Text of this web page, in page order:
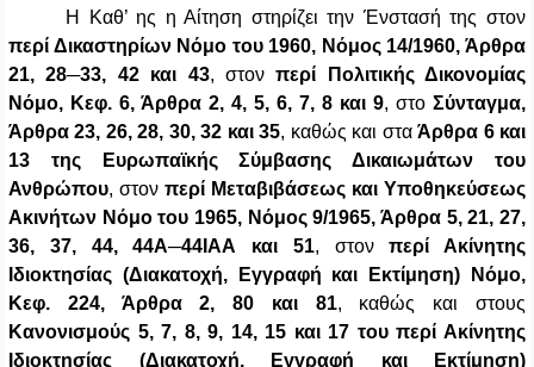
Η Καθ’ ης η Αίτηση στηρίζει την Ένστασή της στον
περί Δικαστηρίων Νόμο του 1960, Νόμος 14/1960, Άρθρα
21, 28─33, 42 και 43, στονπερί Πολιτικής Δικονομίας
Νόμο, Κεφ. 6, Άρθρα 2, 4, 5, 6, 7, 8 και 9, στο Σύνταγμα,
Άρθρα 23, 26, 28, 30, 32 και 35, καθώς και σταΆρθρα 6 και
13 της Ευρωπαϊκής Σύμβασης Δικαιωμάτων του
Ανθρώπου, στον περί Μεταβιβάσεως και Υποθηκεύσεως
Ακινήτων Νόμο του 1965, Νόμος 9/1965, Άρθρα 5, 21, 27,
36, 37, 44, 44Α─44ΙΑΑ και 51, στονπερί Ακίνητης
Ιδιοκτησίας (Διακατοχή, Εγγραφή και Εκτίμηση) Νόμο,
Κεφ. 224, Άρθρα 2, 80 και 81, καθώς και στους
Κανονισμούς 5, 7, 8, 9, 14, 15 και 17 του περί Ακίνητης
Ιδιοκτησίας (Διακατοχή, Εγγραφή και Εκτίμηση)